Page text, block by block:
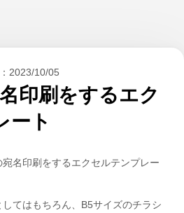
2023/10/05
印刷をするエク
ート
名印刷をするエクセルテンプレー
てはもちろん、B5サイズのチラシ